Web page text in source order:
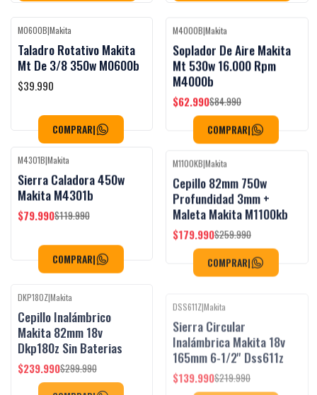
Black Week
M0600B|Makita
Taladro Rotativo Makita
Mt De 3/8 350w M0600b
$39.990
COMPRAR|
-26%OFF
M4000B|Makita
Soplador De Aire Makita
Mt 530w 16.000 Rpm
M4000b
$62.990$84.990
COMPRAR|
-33%OFF
M4301B|Makita
Sierra Caladora 450w
Makita M4301b
$79.990$119.990
COMPRAR|
-31%OFF
M1100KB|Makita
Cepillo 82mm 750w
Profundidad 3mm +
Maleta Makita M1100kb
$179.990$259.990
COMPRAR|
Cepillo Inalámbrico
Makita 82mm 18v
Dkp180z Sin Baterias
$239.990 $299.990
COMPRAR|
Sierra Circular
Inalámbrica Makita 18v
165mm 6-1/2'' Dss611z
$139.990$219.990
COMPRAR|